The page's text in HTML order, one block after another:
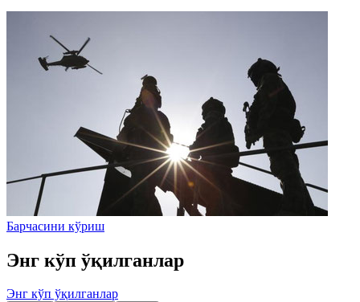
Барчасини кўриш
Энг кўп ўқилганлар
Энг кўп ўқилганлар